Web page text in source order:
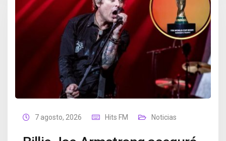
7 agosto, 2026 Hits FM Noticias